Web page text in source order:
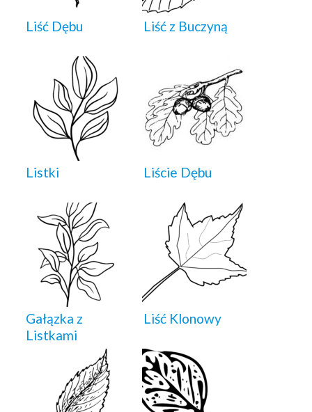
Liść Dębu Liść z Buczyną
Listki Liście Dębu
Gałązka z
Listkami
Liść Klonowy